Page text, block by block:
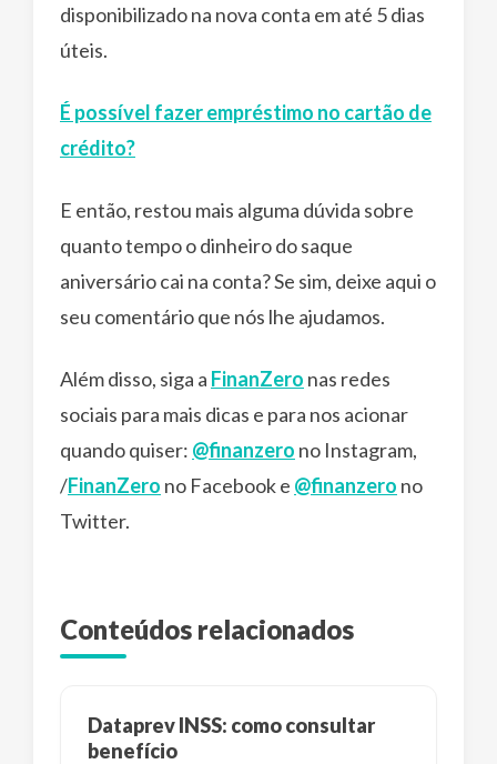
disponibilizado na nova conta em até 5 dias
úteis.
É possível fazer empréstimo no cartão de
crédito?
E então, restou mais alguma dúvida sobre
quanto tempo o dinheiro do saque
aniversário cai na conta? Se sim, deixe aqui o
seu comentário que nós lhe ajudamos.
Além disso, siga a FinanZero nas redes
sociais para mais dicas e para nos acionar
quando quiser: @finanzero no Instagram,
/FinanZero no Facebook e @finanzero no
Twitter.
Conteúdos relacionados
Dataprev INSS: como consultar
benefício